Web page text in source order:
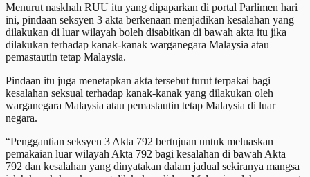
Menurut naskhah RUU itu yang dipaparkan di portal Parlimen hari
ini, pindaan seksyen 3 akta berkenaan menjadikan kesalahan yang
dilakukan di luar wilayah boleh disabitkan di bawah akta itu jika
dilakukan terhadap kanak-kanak warganegara Malaysia atau
pemastautin tetap Malaysia.
Pindaan itu juga menetapkan akta tersebut turut terpakai bagi
kesalahan seksual terhadap kanak-kanak yang dilakukan oleh
warganegara Malaysia atau pemastautin tetap Malaysia di luar
negara.
“Penggantian seksyen 3 Akta 792 bertujuan untuk meluaskan
pemakaian luar wilayah Akta 792 bagi kesalahan di bawah Akta
792 dan kesalahan yang dinyatakan dalam jadual sekiranya mangsa